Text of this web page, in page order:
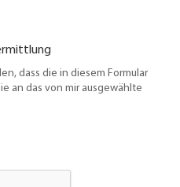
dass die in diesem Formular
an das von mir ausgewählte